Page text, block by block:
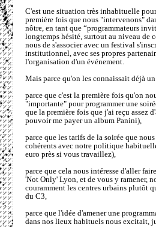
C'est une situation très inhabituelle
première fois que nous "intervenons"
nôtre, en tant que “programmateurs
longtemps hésité, surtout au niveau de
nous de s'associer avec un festival
institutionnel, avec ses propres
l'organisation d'un événement.
Mais parce qu'on les connaissait déjà
parce que c'est la première fois qu'on
"importante" pour programmer une
que la première fois que j'ai reçu assez
pouvoir me payer un album Panini),
parce que les tarifs de la soirée que
cohérents avec notre politique
euro près si vous travaillez),
parce que cela nous intéresse d'aller
'Not Only' Lyon, et de vous y ramener,
couramment les centres urbains plutôt
du C3,
parce que l'idée d'amener une
dans nos lieux habituels nous excitait,